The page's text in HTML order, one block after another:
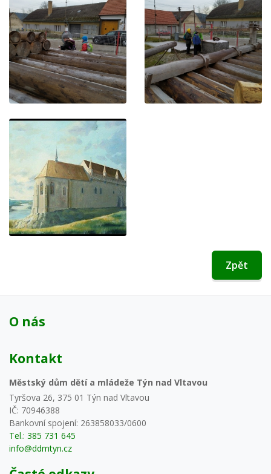
Zpět
O nás
Kontakt
Městský dům dětí a mládeže Týn nad Vltavou
Tyršova 26, 375 01 Týn nad Vltavou
IČ: 70946388
Bankovní spojení: 263858033/0600
Tel.: 385 731 645
info@ddmtyn.cz